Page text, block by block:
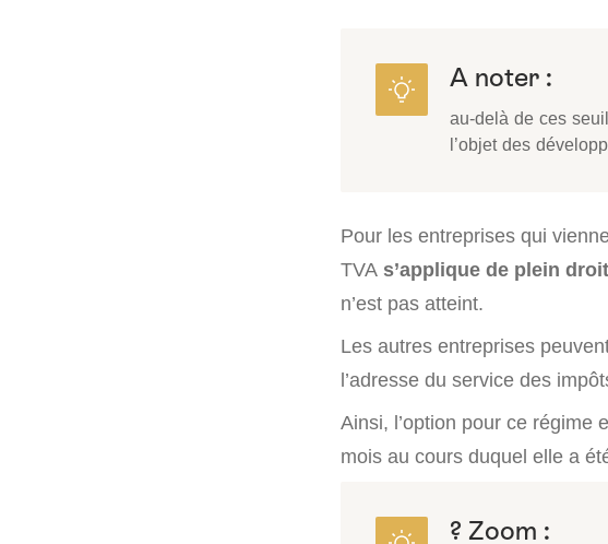
A noter :
au-delà de ces
l’objet des
Pour les entreprises qui
TVA s’applique de plein
n’est pas atteint.
Les autres entreprises
l’adresse du service des
Ainsi, l’option pour ce régime
mois au cours duquel elle a
? Zoom :